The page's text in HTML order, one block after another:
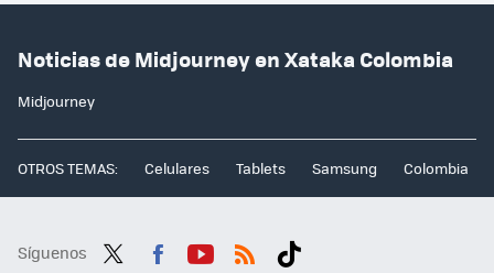
Noticias de Midjourney en Xataka Colombia
Midjourney
OTROS TEMAS: Celulares Tablets Samsung Colombia
Síguenos